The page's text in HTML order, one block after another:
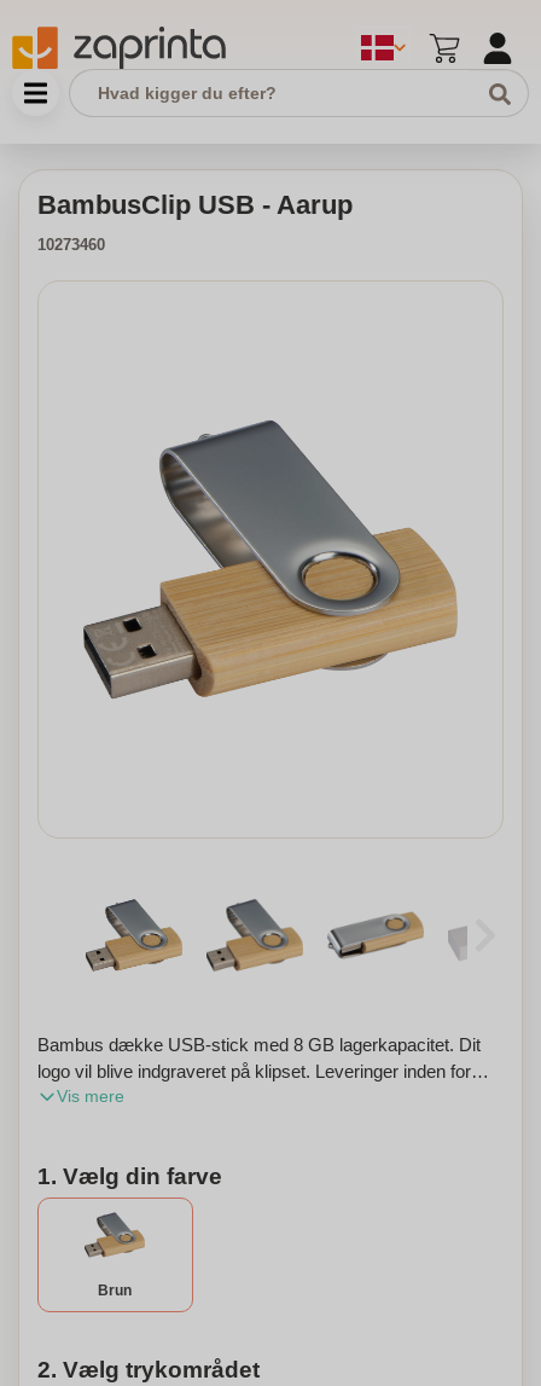
BambusClip USB - Aarup
10273460
Bambus dække USB-stick med 8 GB lagerkapacitet. Dit
logo vil blive indgraveret på klipset. Leveringer inden for
Tyskland er underlagt GEMA-gebyrer. Dette produkt kan
Vis mere
1. Vælg din farve
Brun
2. Vælg trykområdet